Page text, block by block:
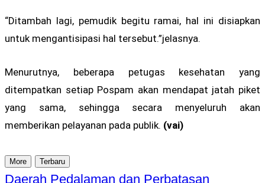
“Ditambah lagi, pemudik begitu ramai, hal ini disiapkan
untuk mengantisipasi hal tersebut.”jelasnya.
Menurutnya, beberapa petugas kesehatan yang
ditempatkan setiap Pospam akan mendapat jatah piket
yang sama, sehingga secara menyeluruh akan
memberikan pelayanan pada publik. (vai)
More Terbaru
Daerah Pedalaman dan Perbatasan